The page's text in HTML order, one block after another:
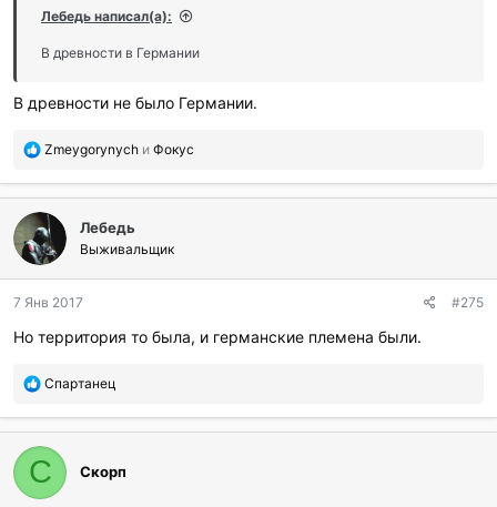
и
и
Лебедь написал(а):
В древности в Германии
В древности не было Германии.
П
б
а
г
о
а
и
и
Zmeygorynych и Фокус
Лебедь
Выживальщик
7 Янв 2017 #275
Но территория то была, и германские племена были.
П
б
а
г
о
Спартанец
С Скорп